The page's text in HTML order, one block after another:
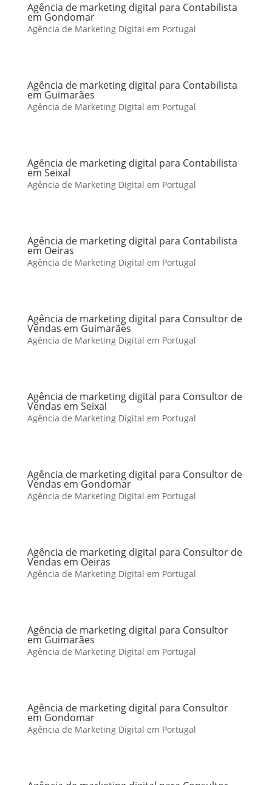
Agência de marketing digital para Contabilista
em Gondomar
Agência de Marketing Digital em Portugal
Agência de marketing digital para Contabilista
em Guimarães
Agência de Marketing Digital em Portugal
Agência de marketing digital para Contabilista
em Seixal
Agência de Marketing Digital em Portugal
Agência de marketing digital para Contabilista
em Oeiras
Agência de Marketing Digital em Portugal
Agência de marketing digital para Consultor de
Vendas em Guimarães
Agência de Marketing Digital em Portugal
Agência de marketing digital para Consultor de
Vendas em Seixal
Agência de Marketing Digital em Portugal
Agência de marketing digital para Consultor de
Vendas em Gondomar
Agência de Marketing Digital em Portugal
Agência de marketing digital para Consultor de
Vendas em Oeiras
Agência de Marketing Digital em Portugal
Agência de marketing digital para Consultor
em Guimarães
Agência de Marketing Digital em Portugal
Agência de marketing digital para Consultor
em Gondomar
Agência de Marketing Digital em Portugal